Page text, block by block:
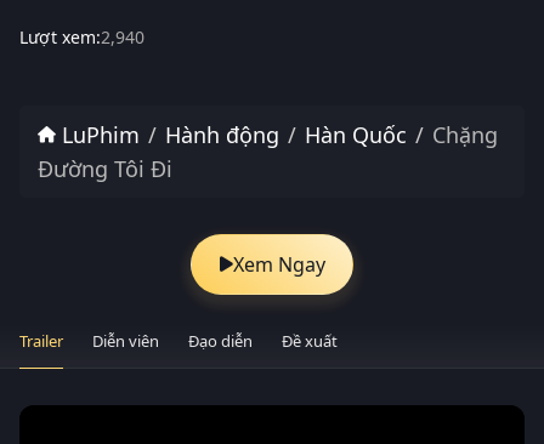
Lượt xem:2,940
LuPhim Hành động Hàn Quốc
Chặng
Đường Tôi Đi
Xem Ngay
Trailer Diễn viên Đạo diễn Đề xuất